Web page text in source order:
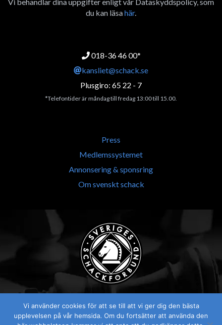
du kan läsahär.
018-36 46 00*
kansliet@schack.se
Plusgiro: 65 22 - 7
*Telefontider är måndag till fredag 13:00 till 15.00.
Press
Medlemssystemet
Annonsering & sponsring
Om svenskt schack
Vi använder cookies för att se till att vi ger dig den bästa
upplevelsen på vår hemsida. Om du fortsätter att använda den